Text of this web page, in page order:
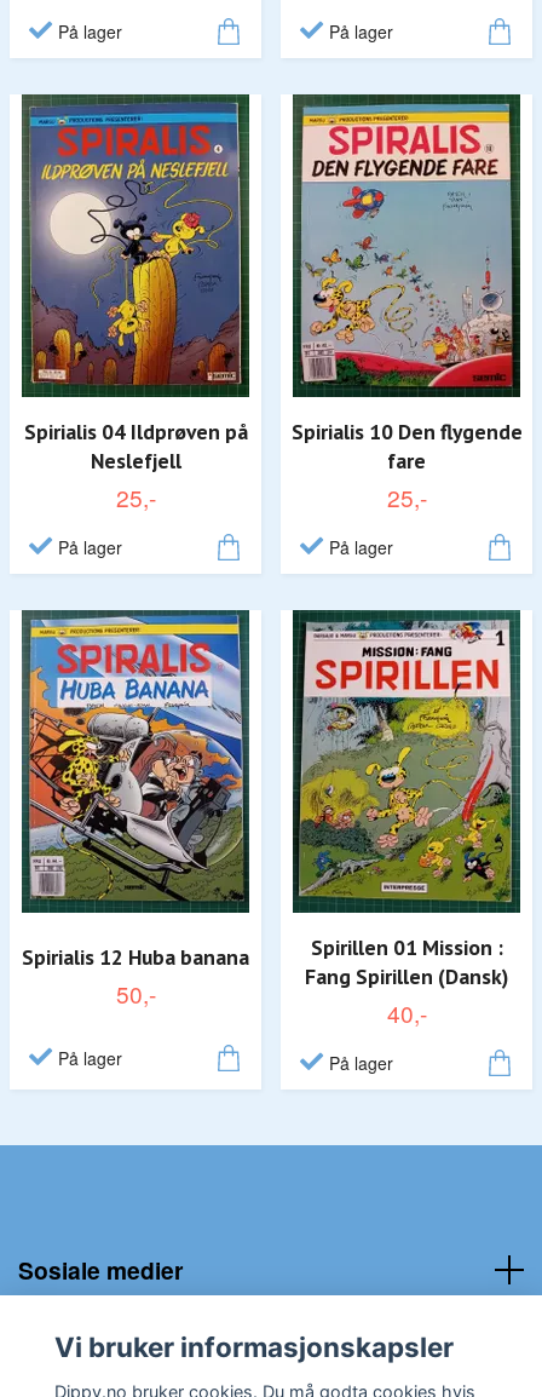
På lager På lager
Spirialis 04 Ildprøven på
Neslefjell
25,-
På lager
Spirialis 10 Den flygende
fare
25,-
På lager
Spirialis 12 Huba banana
50,-
På lager
Spirillen 01 Mission :
Fang Spirillen (Dansk)
40,-
På lager
Sosiale medier
Kundeservice:
Vi bruker informasjonskapsler
Dippy.no bruker cookies. Du må godta cookies hvis